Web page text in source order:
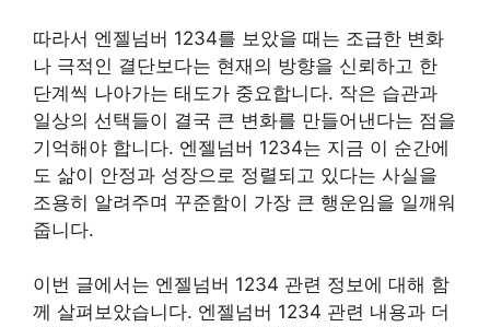
따라서 엔젤넘버 1234를 보았을 때는 조급한 변화
나 극적인 결단보다는 현재의 방향을 신뢰하고 한
단계씩 나아가는 태도가 중요합니다. 작은 습관과
일상의 선택들이 결국 큰 변화를 만들어낸다는 점을
기억해야 합니다. 엔젤넘버 1234는 지금 이 순간에
도 삶이 안정과 성장으로 정렬되고 있다는 사실을
조용히 알려주며 꾸준함이 가장 큰 행운임을 일깨워
줍니다.
이번 글에서는 엔젤넘버 1234 관련 정보에 대해 함
께 살펴보았습니다. 엔젤넘버 1234 관련 내용과 더